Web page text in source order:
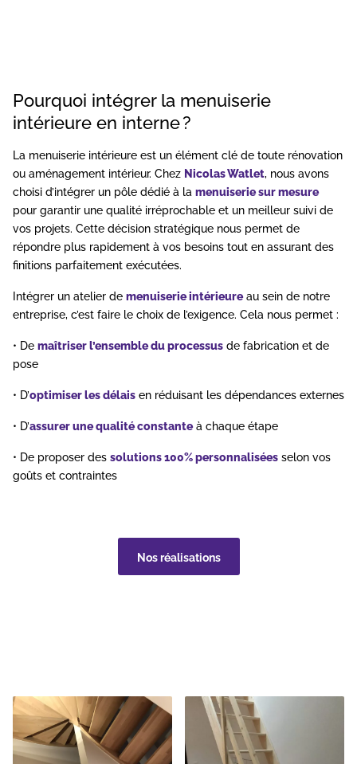
Pourquoi intégrer la menuiserie
intérieure en interne ?
La menuiserie intérieure est un élément clé de toute rénovation
ou aménagement intérieur. Chez Nicolas Watlet, nous avons
choisi d’intégrer un pôle dédié à la menuiserie sur mesure
pour garantir une qualité irréprochable et un meilleur suivi de
vos projets. Cette décision stratégique nous permet de
répondre plus rapidement à vos besoins tout en assurant des
finitions parfaitement exécutées.
Intégrer un atelier de menuiserie intérieureau sein de notre
entreprise, c’est faire le choix de l’exigence. Cela nous permet :
• De maîtriser l’ensemble du processus de fabrication et de
pose
• D’optimiser les délais en réduisant les dépendances externes
• D’assurer une qualité constanteà chaque étape
• De proposer des solutions 100% personnalisées selon vos
goûts et contraintes
Nos réalisations